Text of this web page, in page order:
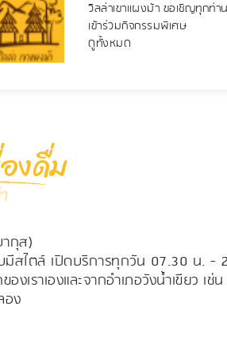
วิลล่าเขาแผงม้า ขอเชิญทุกท่าน
เข้าร่วมกิจกรรมพิเศษ
ดูทั้งหมด
งดื่ม
ากุส)
มีสไตล์ เปิดบริการทุกวัน 07.30 น. -
เราเองและจากอำเภอวังน้ำเขียว
อง